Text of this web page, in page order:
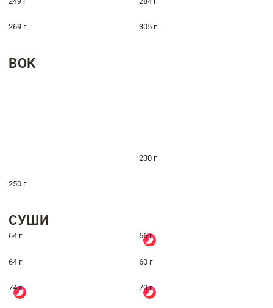
269 г 305 г
ВОК
230 г
250 г
СУШИ
64 г 66 г
64 г 60 г
74 г 70 г